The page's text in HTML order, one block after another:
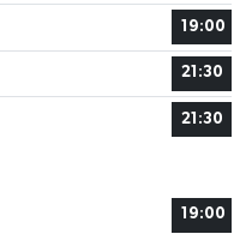
19:00
21:30
21:30
19:00